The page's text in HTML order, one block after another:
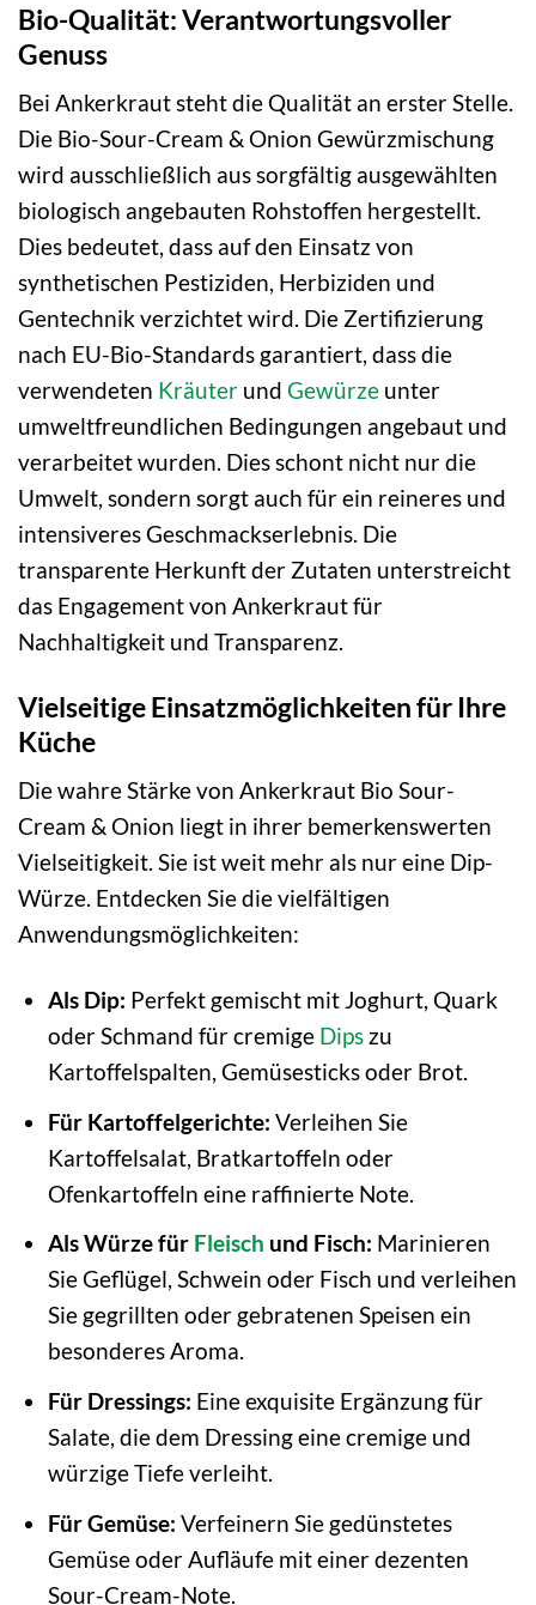
Bio-Qualität: Verantwortungsvoller
Genuss
Bei Ankerkraut steht die Qualität an erster Stelle.
Die Bio-Sour-Cream & Onion Gewürzmischung
wird ausschließlich aus sorgfältig ausgewählten
biologisch angebauten Rohstoffen hergestellt.
Dies bedeutet, dass auf den Einsatz von
synthetischen Pestiziden, Herbiziden und
Gentechnik verzichtet wird. Die Zertifizierung
nach EU-Bio-Standards garantiert, dass die
verwendeten Kräuter und Gewürze unter
umweltfreundlichen Bedingungen angebaut und
verarbeitet wurden. Dies schont nicht nur die
Umwelt, sondern sorgt auch für ein reineres und
intensiveres Geschmackserlebnis. Die
transparente Herkunft der Zutaten unterstreicht
das Engagement von Ankerkraut für
Nachhaltigkeit und Transparenz.
Vielseitige Einsatzmöglichkeiten für Ihre
Küche
Die wahre Stärke von Ankerkraut Bio Sour-
Cream & Onion liegt in ihrer bemerkenswerten
Vielseitigkeit. Sie ist weit mehr als nur eine Dip-
Würze. Entdecken Sie die vielfältigen
Anwendungsmöglichkeiten:
Als Dip: Perfekt gemischt mit Joghurt, Quark
oder Schmand für cremige Dipszu
Kartoffelspalten, Gemüsesticks oder Brot.
Für Kartoffelgerichte: Verleihen Sie
Kartoffelsalat, Bratkartoffeln oder
Ofenkartoffeln eine raffinierte Note.
Als Würze für Fleisch und Fisch: Marinieren
Sie Geflügel, Schwein oder Fisch und verleihen
Sie gegrillten oder gebratenen Speisen ein
besonderes Aroma.
Für Dressings: Eine exquisite Ergänzung für
Salate, die dem Dressing eine cremige und
würzige Tiefe verleiht.
Für Gemüse: Verfeinern Sie gedünstetes
Gemüse oder Aufläufe mit einer dezenten
Sour-Cream-Note.